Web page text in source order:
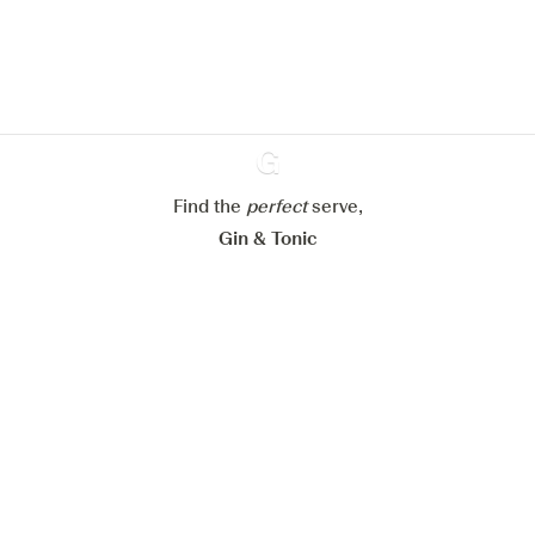
Ginventory
Find the perfectserve,
Gin & Tonic
Paramétrer mes cookies
Refuser tout Accepter tout